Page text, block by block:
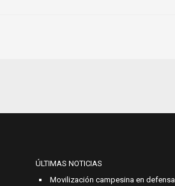
ÚLTIMAS NOTICIAS
Movilización campesina en defensa